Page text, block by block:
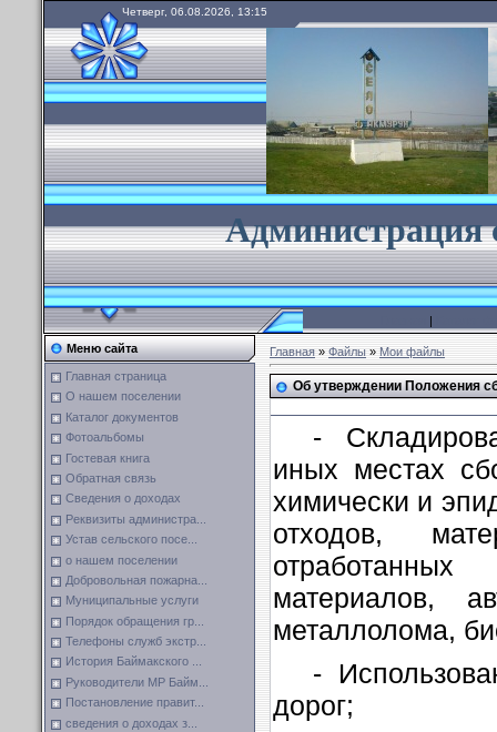
Четверг, 06.08.2026, 13:15
Администрация
|
Меню сайта
Главная страница
О нашем поселении
Каталог документов
Фотоальбомы
Гостевая книга
Обратная связь
Сведения о доходах
Реквизиты администра...
Устав сельского посе...
о нашем поселении
Добровольная пожарна...
Муниципальные услуги
Порядок обращения гр...
Телефоны служб экстр...
История Баймакского ...
Руководители МР Байм...
Постановление правит...
сведения о доходах з...
Главная»Файлы»Мои файлы
Об утверждении Положения
-
иных местах
химически и
отходов,
материалов,
металлолома,
-
дорог;